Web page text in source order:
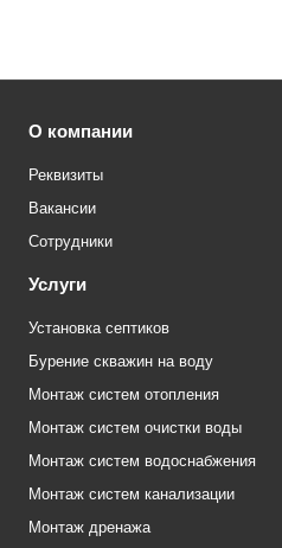
О компании
Реквизиты
Вакансии
Сотрудники
Услуги
Установка септиков
Бурение скважин на воду
Монтаж систем отопления
Монтаж систем очистки воды
Монтаж систем водоснабжения
Монтаж систем канализации
Монтаж дренажа